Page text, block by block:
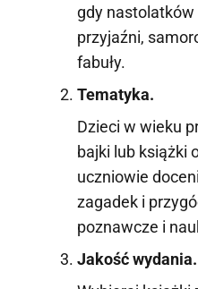
gdy
przyjaźni,
fabuły.
Tematyka.
Dzieci w wieku
bajki lub książki
uczniowie
zagadek i
poznawcze i
Jakość wydania.